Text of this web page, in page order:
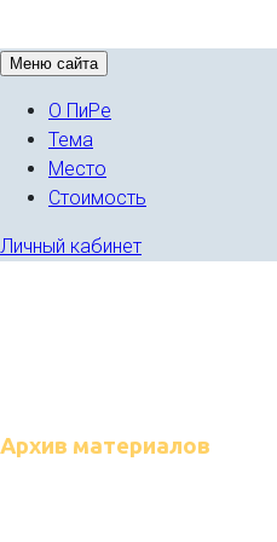
Меню сайта
О ПиРе
Тема
Место
Стоимость
Личный кабинет
Архив материалов